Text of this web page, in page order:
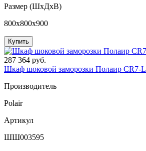
Размер (ШxДхВ)
800x800x900
Купить
287 364 руб.
Шкаф шоковой заморозки Полаир CR7-L
Производитель
Polair
Артикул
ШШ003595